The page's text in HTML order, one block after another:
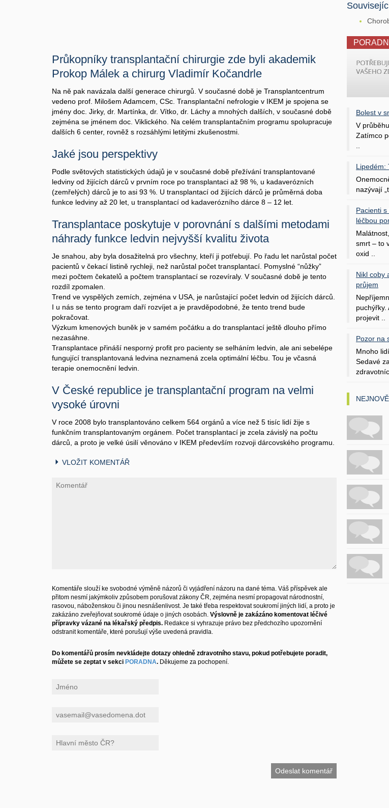
Průkopníky transplantační chirurgie zde byli akademik
Prokop Málek a chirurg Vladimír Kočandrle
Na ně pak navázala další generace chirurgů. V současné době je Transplantcentrum
vedeno prof. Milošem Adamcem, CSc. Transplantační nefrologie v IKEM je spojena se
jmény doc. Jirky, dr. Martínka, dr. Vítko, dr. Láchy a mnohých dalších, v současné době
zejména se jménem doc. Viklického. Na celém transplantačním programu spolupracuje
dalších 6 center, rovněž s rozsáhlými letitými zkušenostmi.
Jaké jsou perspektivy
Podle světových statistických údajů je v současné době přežívání transplantované
ledviny od žijících dárců v prvním roce po transplantaci až 98 %, u kadaverózních
(zemřelých) dárců je to asi 93 %. U transplantací od žijících dárců je průměrná doba
funkce ledviny až 20 let, u transplantací od kadaverózního dárce 8 – 12 let.
Transplantace poskytuje v porovnání s dalšími metodami
náhrady funkce ledvin nejvyšší kvalitu života
Je snahou, aby byla dosažitelná pro všechny, kteří ji potřebují. Po řadu let narůstal počet
pacientů v čekací listině rychleji, než narůstal počet transplantací. Pomyslné “nůžky”
mezi počtem čekatelů a počtem transplantací se rozevíraly. V současné době je tento
rozdíl zpomalen.
Trend ve vyspělých zemích, zejména v USA, je narůstající počet ledvin od žijících dárců.
I u nás se tento program daří rozvíjet a je pravděpodobné, že tento trend bude
pokračovat.
Výzkum kmenových buněk je v samém počátku a do transplantací ještě dlouho přímo
nezasáhne.
Transplantace přináší nesporný profit pro pacienty se selháním ledvin, ale ani sebelépe
fungující transplantovaná ledvina neznamená zcela optimální léčbu. Tou je včasná
terapie onemocnění ledvin.
V České republice je transplantační program na velmi
vysoké úrovni
V roce 2008 bylo transplantováno celkem 564 orgánů a více než 5 tisíc lidí žije s
funkčním transplantovaným orgánem. Počet transplantací je zcela závislý na počtu
dárců, a proto je velké úsilí věnováno v IKEM především rozvoji dárcovského programu.
VLOŽIT KOMENTÁŘ
Komentáře slouží ke svobodné výměně názorů či vyjádření názoru na dané téma. Váš příspěvek ale
přitom nesmí jakýmkoliv způsobem porušovat zákony ČR, zejména nesmí propagovat národnostní,
rasovou, náboženskou či jinou nesnášenlivost. Je také třeba respektovat soukromí jiných lidí, a proto je
zakázáno zveřejňovat soukromé údaje o jiných osobách. Výslovně je zakázáno komentovat léčivé
přípravky vázané na lékařský předpis. Redakce si vyhrazuje právo bez předchozího upozornění
odstranit komentáře, které porušují výše uvedená pravidla.
Do komentářů prosím nevkládejte dotazy ohledně zdravotního stavu, pokud potřebujete poradit,
můžete se zeptat v sekci PORADNA. Děkujeme za pochopení.
Bolest v
V
Zatímco
Lipedém:
nazývají
Pacienti
léčbou
smrt – to
oxid ..
Nikl coby
průjem
projevit ..
Pozor na
Mnoho
Sedavé